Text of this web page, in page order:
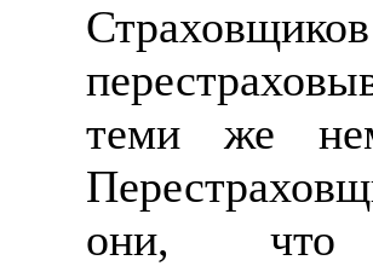
Страховщиков
теми же
они,